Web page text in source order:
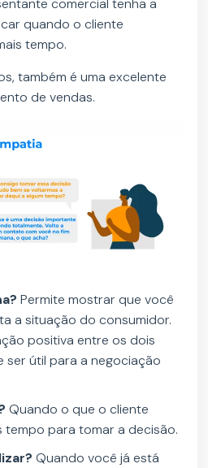
comercial tenha a
quando o cliente
tempo.
também é uma excelente
de vendas.
Permite mostrar que você
a situação do consumidor.
positiva entre os dois
ser útil para a negociação
Quando o que o cliente
tempo para tomar a decisão.
Quando você já está